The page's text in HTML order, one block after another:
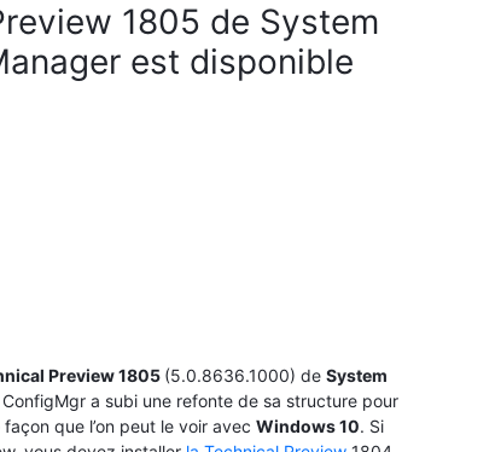
1805 de System
est disponible
Preview 1805 (5.0.8636.1000) de System
a subi une refonte de sa structure pour
que l’on peut le voir avec Windows 10. Si